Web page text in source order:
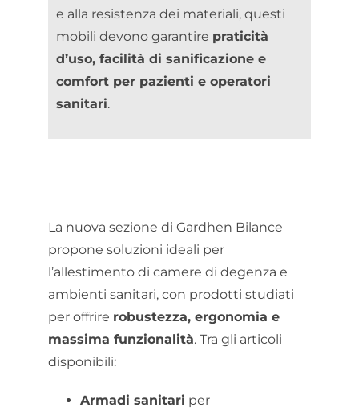
e alla resistenza dei materiali, questi
mobili devono garantire praticità
d’uso, facilità di sanificazione e
comfort per pazienti e operatori
sanitari.
La nuova sezione di Gardhen Bilance
propone soluzioni ideali per
l’allestimento di camere di degenza e
ambienti sanitari, con prodotti studiati
per offrire robustezza, ergonomia e
massima funzionalità. Tra gli articoli
disponibili:
Armadi sanitari per